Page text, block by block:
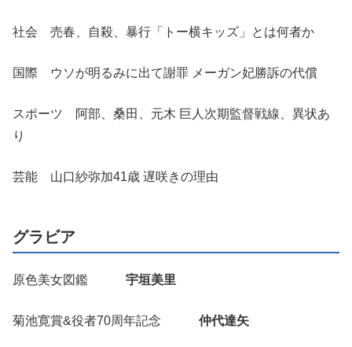
社会 売春、自殺、暴行「トー横キッズ」とは何者か
国際 ウソが明るみに出て謝罪 メーガン妃勝訴の代償
スポーツ 阿部、桑田、元木 巨人次期監督戦線、異状あ
り
芸能 山口紗弥加41歳 遅咲きの理由
グラビア
原色美女図鑑 宇垣美里
菊池寛賞&役者70周年記念 仲代達矢